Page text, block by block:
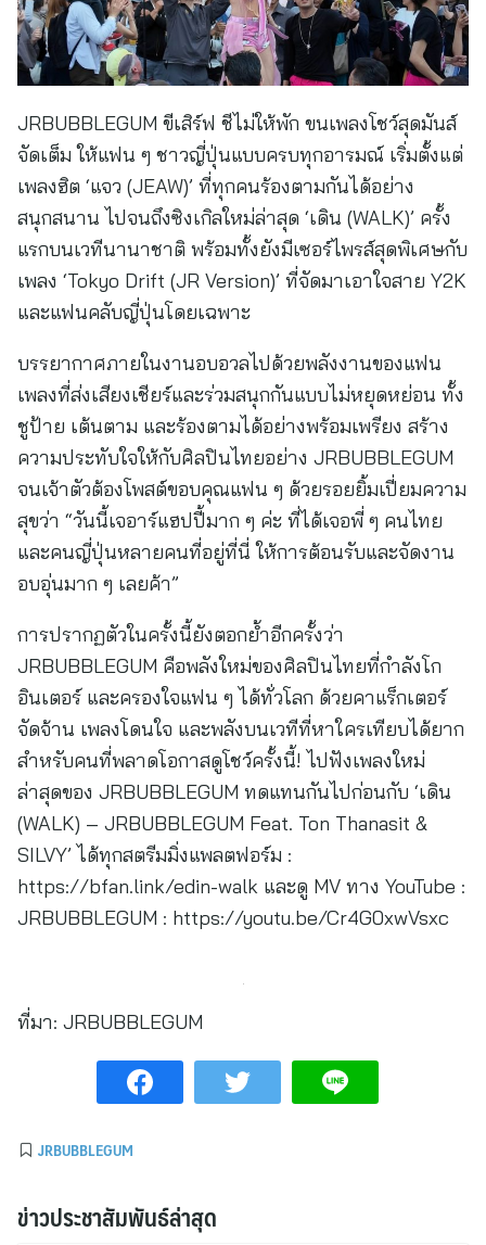
JRBUBBLEGUM ขีเสิร์ฟ ชีไม่ให้พัก ขนเพลงโชว์สุดมันส์
จัดเต็ม ให้แฟน ๆ ชาวญี่ปุ่นแบบครบทุกอารมณ์ เริ่มตั้งแต่
เพลงฮิต ‘แจว (JEAW)’ ที่ทุกคนร้องตามกันได้อย่าง
สนุกสนาน ไปจนถึงซิงเกิลใหม่ล่าสุด ‘เดิน (WALK)’ ครั้ง
แรกบนเวทีนานาชาติ พร้อมทั้งยังมีเซอร์ไพรส์สุดพิเศษกับ
เพลง ‘Tokyo Drift (JR Version)’ ที่จัดมาเอาใจสาย Y2K
และแฟนคลับญี่ปุ่นโดยเฉพาะ
บรรยากาศภายในงานอบอวลไปด้วยพลังงานของแฟน
เพลงที่ส่งเสียงเชียร์และร่วมสนุกกันแบบไม่หยุดหย่อน ทั้ง
ชูป้าย เต้นตาม และร้องตามได้อย่างพร้อมเพรียง สร้าง
ความประทับใจให้กับศิลปินไทยอย่าง JRBUBBLEGUM
จนเจ้าตัวต้องโพสต์ขอบคุณแฟน ๆ ด้วยรอยยิ้มเปี่ยมความ
สุขว่า “วันนี้เจอาร์แฮปปี้มาก ๆ ค่ะ ที่ได้เจอพี่ ๆ คนไทย
และคนญี่ปุ่นหลายคนที่อยู่ที่นี่ ให้การต้อนรับและจัดงาน
อบอุ่นมาก ๆ เลยค้า”
การปรากฏตัวในครั้งนี้ยังตอกย้ำอีกครั้งว่า
JRBUBBLEGUM คือพลังใหม่ของศิลปินไทยที่กำลังโก
อินเตอร์ และครองใจแฟน ๆ ได้ทั่วโลก ด้วยคาแร็กเตอร์
จัดจ้าน เพลงโดนใจ และพลังบนเวทีที่หาใครเทียบได้ยาก
สำหรับคนที่พลาดโอกาสดูโชว์ครั้งนี้! ไปฟังเพลงใหม่
ล่าสุดของ JRBUBBLEGUM ทดแทนกันไปก่อนกับ ‘เดิน
(WALK) – JRBUBBLEGUM Feat. Ton Thanasit &
SILVY’ ได้ทุกสตรีมมิ่งแพลตฟอร์ม :
https://bfan.link/edin-walk และดู MV ทาง YouTube :
JRBUBBLEGUM : https://youtu.be/Cr4G0xwVsxc
ที่มา: JRBUBBLEGUM
JRBUBBLEGUM
ข่าวประชาสัมพันธ์ล่าสุด